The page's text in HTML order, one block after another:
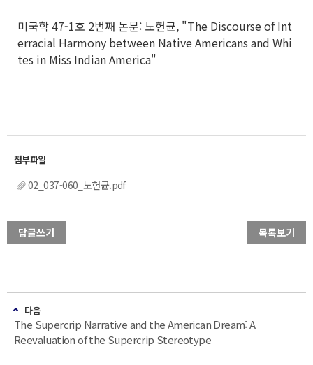
미국학 47-1호 2번째 논문: 노헌균, "The Discourse of Int
erracial Harmony between Native Americans and Whi
tes in Miss Indian America"
02_037-060_노헌균.pdf
답글쓰기 목록보기
다음
The Supercrip Narrative and the American Dream: A
Reevaluation of the Supercrip Stereotype